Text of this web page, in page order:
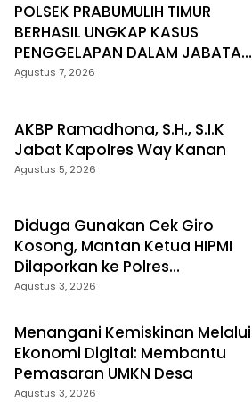
POLSEK PRABUMULIH TIMUR
BERHASIL UNGKAP KASUS
PENGGELAPAN DALAM JABATAN,
PELAKU DIAMANKAN TEAM
Agustus 7, 2026
AKBP Ramadhona, S.H., S.I.K
Jabat Kapolres Way Kanan
Agustus 5, 2026
Diduga Gunakan Cek Giro
Kosong, Mantan Ketua HIPMI
Dilaporkan ke Polres
Prabumulih
Agustus 3, 2026
Menangani Kemiskinan Melalui
Ekonomi Digital: Membantu
Pemasaran UMKN Desa
Agustus 3, 2026